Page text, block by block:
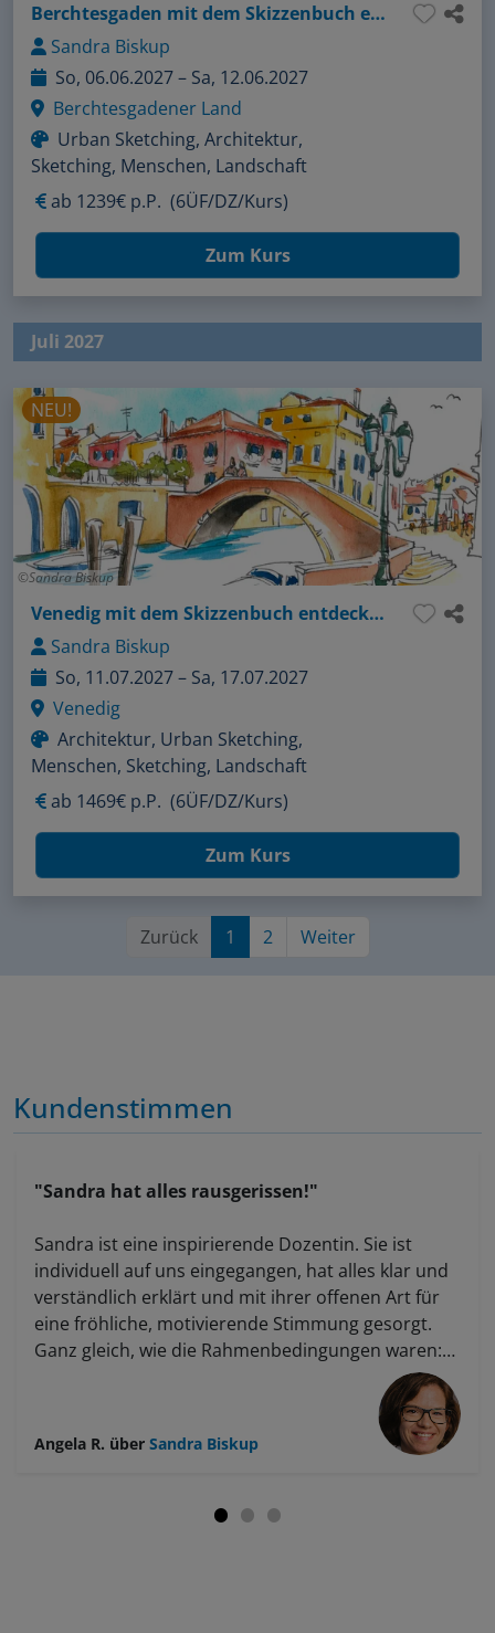
Berchtesgaden mit dem Skizzenbuch entdecken
Sandra Biskup
So, 06.06.2027 – Sa, 12.06.2027
Berchtesgadener Land
Urban Sketching, Architektur,
Sketching, Menschen, Landschaft
ab 1239€ p.P. (6ÜF/DZ/Kurs)
Zum Kurs
Juli 2027
Sandra Biskup
NEU!
Venedig mit dem Skizzenbuch entdecken
Sandra Biskup
So, 11.07.2027 – Sa, 17.07.2027
Venedig
Architektur, Urban Sketching,
Menschen, Sketching, Landschaft
ab 1469€ p.P. (6ÜF/DZ/Kurs)
Zum Kurs
Zurück 1 2 Weiter
Kundenstimmen
"Sandra hat alles rausgerissen!"
Sandra ist eine inspirierende Dozentin. Sie ist
individuell auf uns eingegangen, hat alles klar und
verständlich erklärt und mit ihrer offenen Art für
eine fröhliche, motivierende Stimmung gesorgt.
Ganz gleich, wie die Rahmenbedingungen waren:
Sandra hat alles rausgerissen, sie ist super!
Angela R. über Sandra Biskup